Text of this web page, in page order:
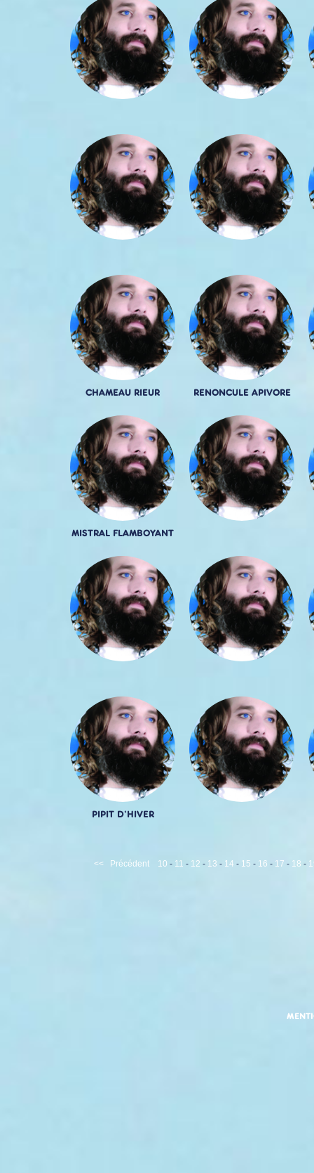
CHAMEAU RIEUR RENONCULE APIVORE
MISTRAL FLAMBOYANT
PIPIT D'HIVER
<< Précédent 10 - 11 - 12 - 13 - 14 - 15 - 16 - 17 - 18 -